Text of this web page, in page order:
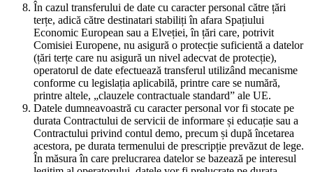
În cazul transferului de date cu caracter personal către țări
terțe, adică către destinatari stabiliți în afara Spațiului
Economic European sau a Elveției, în țări care, potrivit
Comisiei Europene, nu asigură o protecție suficientă a datelor
(țări terțe care nu asigură un nivel adecvat de protecție),
operatorul de date efectuează transferul utilizând mecanisme
conforme cu legislația aplicabilă, printre care se numără,
printre altele, „clauzele contractuale standard” ale UE.
Datele dumneavoastră cu caracter personal vor fi stocate pe
durata Contractului de servicii de informare și educație sau a
Contractului privind contul demo, precum și după încetarea
acestora, pe durata termenului de prescripție prevăzut de lege.
În măsura în care prelucrarea datelor se bazează pe interesul